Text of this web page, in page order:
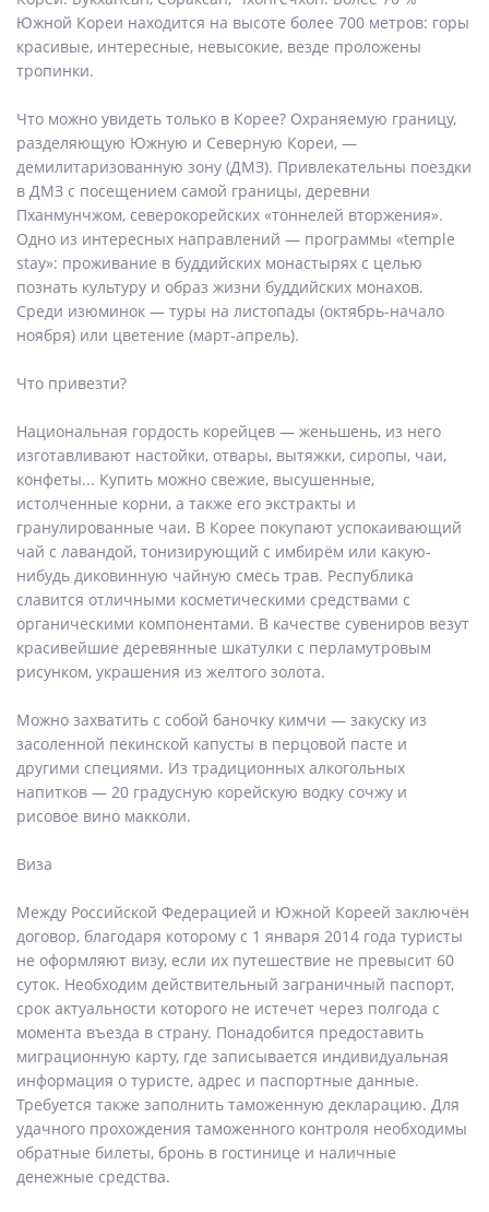
Южной Кореи находится на высоте более 700 метров: горы
красивые, интересные, невысокие, везде проложены
тропинки.
Что можно увидеть только в Корее? Охраняемую границу,
разделяющую Южную и Северную Кореи, —
демилитаризованную зону (ДМЗ). Привлекательны поездки
в ДМЗ с посещением самой границы, деревни
Пханмунчжом, северокорейских «тоннелей вторжения».
Одно из интересных направлений — программы «temple
stay»: проживание в буддийских монастырях с целью
познать культуру и образ жизни буддийских монахов.
Среди изюминок — туры на листопады (октябрь-начало
ноября) или цветение (март-апрель).
Что привезти?
Национальная гордость корейцев — женьшень, из него
изготавливают настойки, отвары, вытяжки, сиропы, чаи,
конфеты... Купить можно свежие, высушенные,
истолченные корни, а также его экстракты и
гранулированные чаи. В Корее покупают успокаивающий
чай с лавандой, тонизирующий с имбирём или какую-
нибудь диковинную чайную смесь трав. Республика
славится отличными косметическими средствами с
органическими компонентами. В качестве сувениров везут
красивейшие деревянные шкатулки с перламутровым
рисунком, украшения из желтого золота.
Можно захватить с собой баночку кимчи — закуску из
засоленной пекинской капусты в перцовой пасте и
другими специями. Из традиционных алкогольных
напитков — 20 градусную корейскую водку сочжу и
рисовое вино макколи.
Виза
Между Российской Федерацией и Южной Кореей заключён
договор, благодаря которому с 1 января 2014 года туристы
не оформляют визу, если их путешествие не превысит 60
суток. Необходим действительный заграничный паспорт,
срок актуальности которого не истечет через полгода с
момента въезда в страну. Понадобится предоставить
миграционную карту, где записывается индивидуальная
информация о туристе, адрес и паспортные данные.
Требуется также заполнить таможенную декларацию. Для
удачного прохождения таможенного контроля необходимы
обратные билеты, бронь в гостинице и наличные
денежные средства.